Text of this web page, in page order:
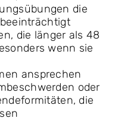
die
die länger als 48
wenn sie
ansprechen
oder
die